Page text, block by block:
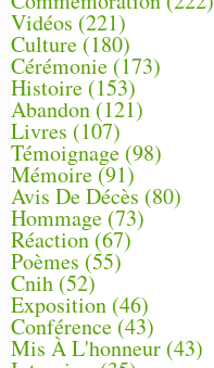
Vidéos (221)
Culture(180)
Cérémonie (173)
Histoire (153)
Abandon(121)
Livres (107)
Témoignage (98)
Mémoire (91)
Avis De Décès (80)
Hommage (73)
Réaction(67)
Poèmes (55)
Cnih (52)
Exposition (46)
Conférence(43)
Mis À L'honneur (43)